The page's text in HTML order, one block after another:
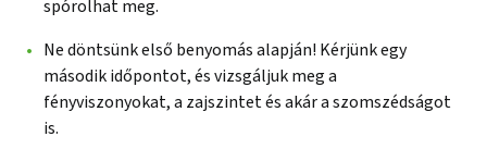
spórolhat meg.
Ne döntsünk első benyomás alapján! Kérjünk egy
második időpontot, és vizsgáljuk meg a
fényviszonyokat, a zajszintet és akár a szomszédságot
is.